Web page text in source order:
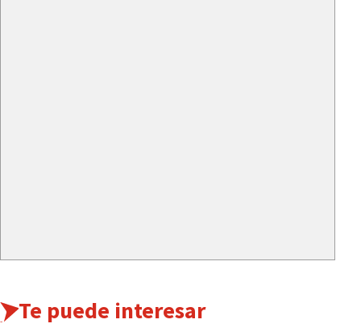
Te puede interesar